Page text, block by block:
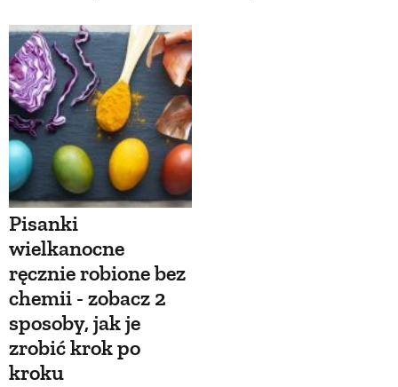
Pisanki
wielkanocne
ręcznie robione bez
chemii - zobacz 2
sposoby, jak je
zrobić krok po
kroku